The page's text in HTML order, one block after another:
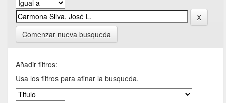
Comenzar nueva busqueda
Añadir filtros:
Usa los filtros para afinar la busqueda.